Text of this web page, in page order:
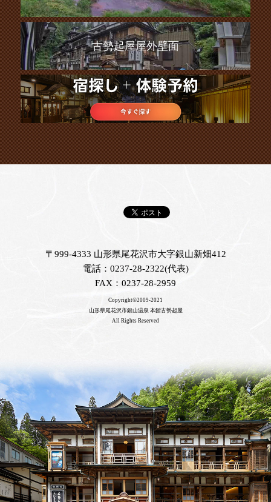
古勢起屋屋外壁面
〒999-4333 山形県尾花沢市大字銀山新畑412
電話：0237-28-2322(代表)
FAX：0237-28-2959
Copyright©2009-2021
山形県尾花沢市銀山温泉 本館古勢起屋
All Rights Reserved